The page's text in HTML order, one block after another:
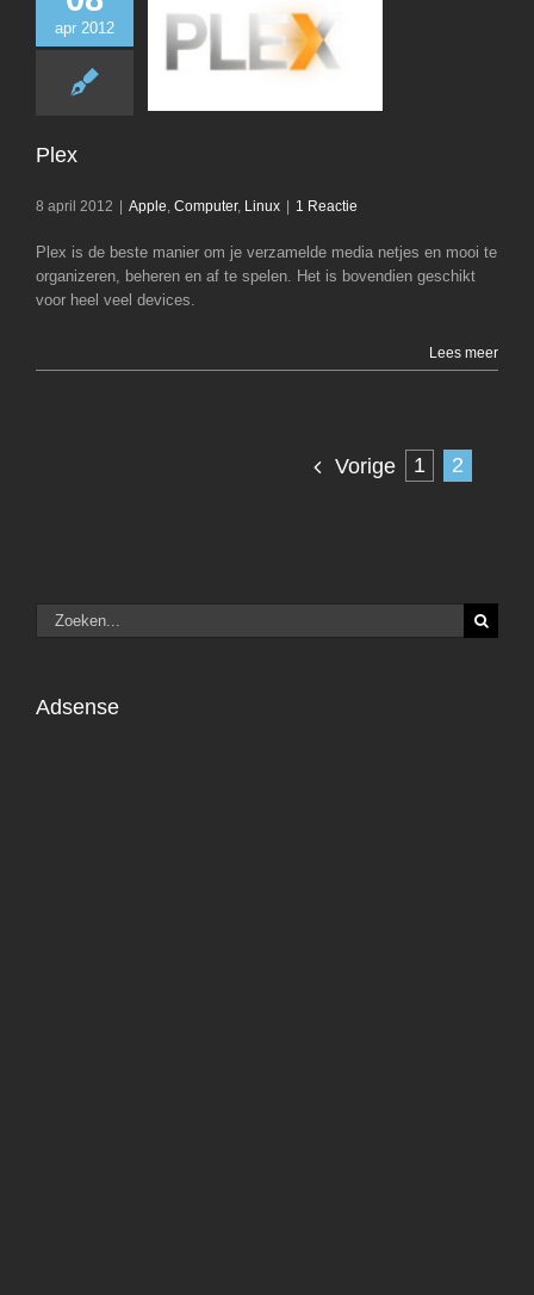
apr 2012
Plex
8 april 2012 | Apple Computer, Linux | 1 Reactie
Plex is de beste manier om je verzamelde media netjes en mooi te
organizeren, beheren en af te spelen. Het is bovendien geschikt
voor heel veel devices.
Lees meer
Vorige 1 2
Zoeken
naar:
Adsense